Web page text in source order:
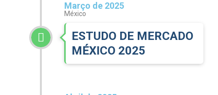
Março de 2025
México
ESTUDO DE MERCADO
MÉXICO 2025